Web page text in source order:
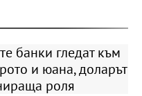
банки гледат към
и юана, доларът
роля